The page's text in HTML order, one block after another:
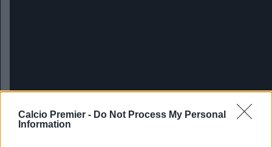
Calcio Premier - Do Not Process My Personal
Information